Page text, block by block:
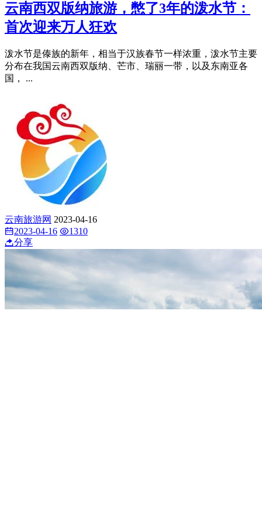
云南西双版纳旅游，憋了3年的泼水节：
首次迎来万人狂欢
泼水节是傣族的新年，相当于汉族春节一样浓重，泼水节主要
分布在我国云南西双版纳、芒市、瑞丽一带，以及东南亚各
国， ...
云南旅游网 2023-04-16
2023-04-16
1310
分享